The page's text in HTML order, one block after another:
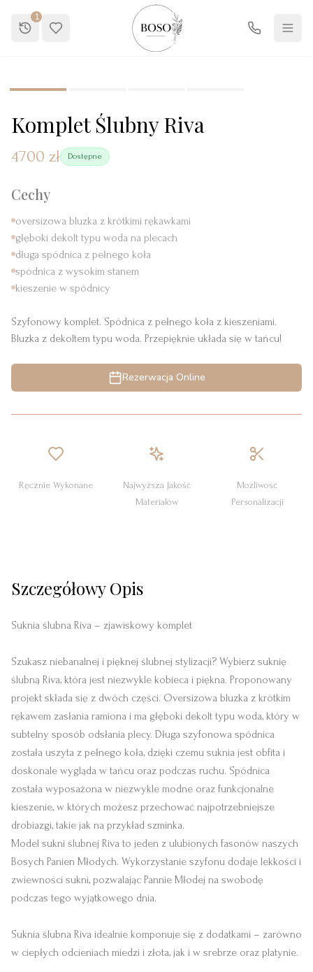
1
Komplet Ślubny Riva
4700 zł Dostępne
Cechy
oversizowa bluzka z krótkimi rękawkami
głęboki dekolt typu woda na plecach
długa spódnica z pełnego koła
spódnica z wysokim stanem
kieszenie w spódnicy
Szyfonowy komplet. Spódnica z pełnego koła z kieszeniami.
Bluzka z dekoltem typu woda. Przepięknie układa się w tańcu!
Rezerwacja Online
Ręcznie Wykonane
Najwyższa Jakość
Materiałów
Możliwość
Personalizacji
Szczegółowy Opis
Suknia ślubna Riva – zjawiskowy komplet
Szukasz niebanalnej i pięknej ślubnej stylizacji? Wybierz suknię
ślubną Riva, która jest niezwykle kobieca i piękna. Proponowany
projekt składa się z dwóch części. Oversizowa bluzka z krótkim
rękawem zasłania ramiona i ma głęboki dekolt typu woda, który w
subtelny sposób odsłania plecy. Długa szyfonowa spódnica
została uszyta z pełnego koła, dzięki czemu suknia jest obfita i
doskonale wygląda w tańcu oraz podczas ruchu. Spódnica
została wyposażona w niezwykle modne oraz funkcjonalne
kieszenie, w których możesz przechować najpotrzebniejsze
drobiazgi, takie jak na przykład szminka.
Model sukni ślubnej Riva to jeden z ulubionych fasonów naszych
Bosych Panien Młodych. Wykorzystanie szyfonu dodaje lekkości i
zwiewności sukni, pozwalając Pannie Młodej na swobodę
podczas tego wyjątkowego dnia.
Suknia ślubna Riva idealnie komponuje się z dodatkami – zarówno
w ciepłych odcieniach miedzi i złota, jak i w srebrze oraz platynie.